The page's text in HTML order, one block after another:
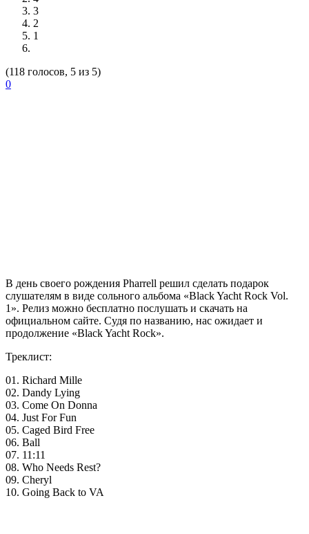
3
2
1
(118 голосов, 5 из 5)
0
В день своего рождения Pharrell решил сделать подарок
слушателям в виде сольного альбома «Black Yacht Rock Vol.
1». Релиз можно бесплатно послушать и скачать на
официальном сайте. Судя по названию, нас ожидает и
продолжение «Black Yacht Rock».
Треклист:
01. Richard Mille
02. Dandy Lying
03. Come On Donna
04. Just For Fun
05. Caged Bird Free
06. Ball
07. 11:11
08. Who Needs Rest?
09. Cheryl
10. Going Back to VA